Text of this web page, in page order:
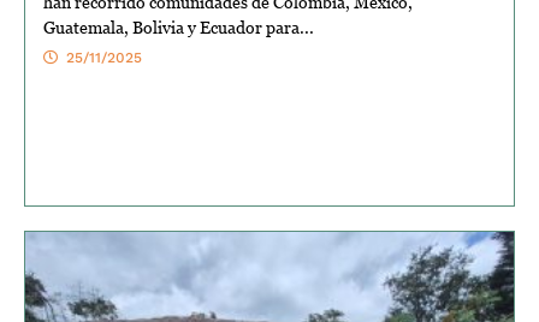
Guatemala, Bolivia y Ecuador para...
25/11/2025